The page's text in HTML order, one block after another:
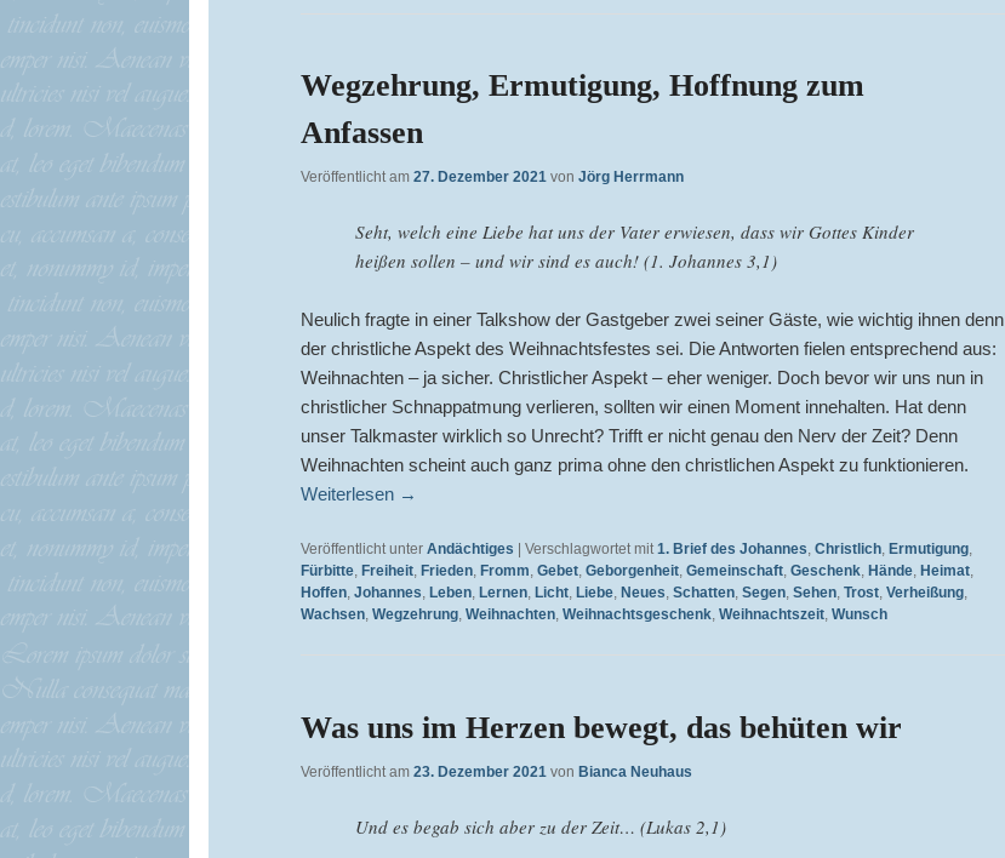
Wegzehrung, Ermutigung, Hoffnung zum
Anfassen
Veröffentlicht am 27. Dezember 2021 von Jörg Herrmann
Seht, welch eine Liebe hat uns der Vater erwiesen, dass wir Gottes Kinder
heißen sollen – und wir sind es auch! (1. Johannes 3,1)
Neulich fragte in einer Talkshow der Gastgeber zwei seiner Gäste, wie wichtig ihnen denn
der christliche Aspekt des Weihnachtsfestes sei. Die Antworten fielen entsprechend aus:
Weihnachten – ja sicher. Christlicher Aspekt – eher weniger. Doch bevor wir uns nun in
christlicher Schnappatmung verlieren, sollten wir einen Moment innehalten. Hat denn
unser Talkmaster wirklich so Unrecht? Trifft er nicht genau den Nerv der Zeit? Denn
Weihnachten scheint auch ganz prima ohne den christlichen Aspekt zu funktionieren.
Weiterlesen →
Veröffentlicht unter Andächtiges Verschlagwortet mit 1. Brief des Johannes, Christlich, Ermutigung,
Fürbitte, Freiheit, Frieden, Fromm, Gebet, Geborgenheit, Gemeinschaft, Geschenk, Hände, Heimat,
Hoffen, Johannes, Leben, Lernen, Licht, Liebe, Neues, Schatten, Segen, Sehen, Trost, Verheißung,
Wachsen, Wegzehrung, Weihnachten, Weihnachtsgeschenk, Weihnachtszeit, Wunsch
Was uns im Herzen bewegt, das behüten wir
Veröffentlicht am 23. Dezember 2021 von Bianca Neuhaus
Und es begab sich aber zu der Zeit… (Lukas 2,1)